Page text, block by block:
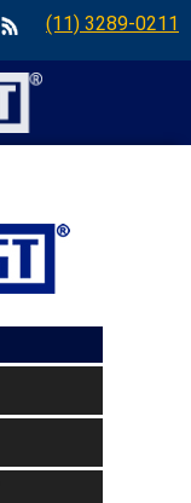
(11) 3289-0211